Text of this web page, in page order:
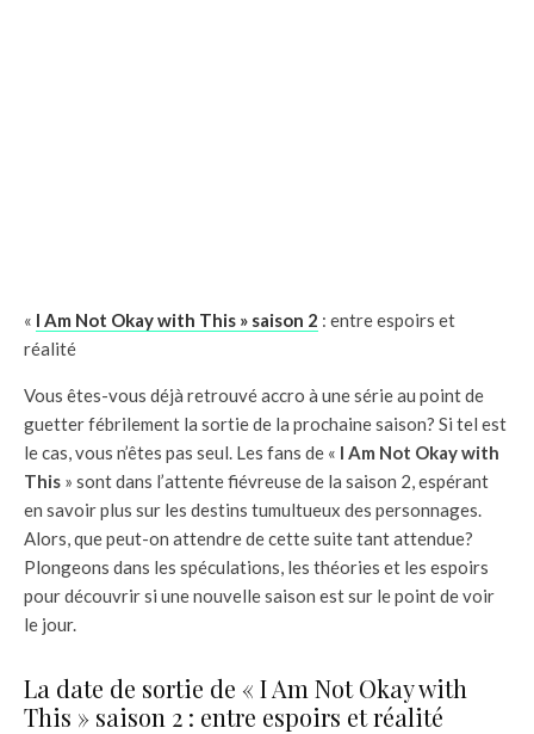
« I Am Not Okay with This » saison 2 : entre espoirs et
réalité
Vous êtes-vous déjà retrouvé accro à une série au point de
guetter fébrilement la sortie de la prochaine saison? Si tel est
le cas, vous n’êtes pas seul. Les fans de « I Am Not Okay with
This » sont dans l’attente fiévreuse de la saison 2, espérant
en savoir plus sur les destins tumultueux des personnages.
Alors, que peut-on attendre de cette suite tant attendue?
Plongeons dans les spéculations, les théories et les espoirs
pour découvrir si une nouvelle saison est sur le point de voir
le jour.
La date de sortie de « I Am Not Okay with
This » saison 2 : entre espoirs et réalité